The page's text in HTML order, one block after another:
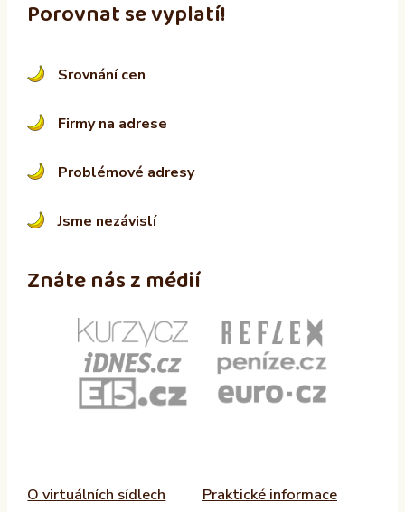
Porovnat se vyplatí!
Srovnání cen
Firmy na adrese
Problémové adresy
Jsme nezávislí
Znáte nás z médií
O virtuálních sídlech
Praktické informace